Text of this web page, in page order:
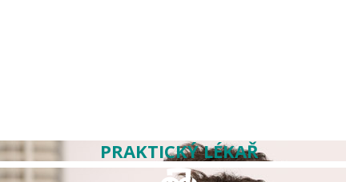
PRAKTICKÝ LÉKAŘ